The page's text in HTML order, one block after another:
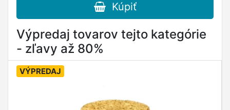
Kúpiť
Výpredaj tovarov tejto kategórie
- zľavy až 80%
VÝPREDAJ